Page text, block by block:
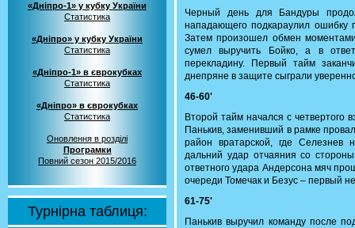
«Дніпро-1» у кубку України
Статистика
«Дніпро» у кубку України
Статистика
«Дніпро-1» в єврокубках
Статистика
«Дніпро» в єврокубках
Статистика
Оновлення в розділі
Програмки
Повний сезон 2015/2016
Турнірна таблиця:
Черный день для Бандуры
нападающего подкараулил ошибку
Затем произошел обмен
сумел выручить Бойко, а в
перекладину. Первый тайм
днепряне в защите сыграли
46-60'
Второй тайм начался с четвертого
Панькив, заменивший в рамке
район вратарской, где Селезнев
дальний удар отчаяния со
ответного удара Андерсона мяч
очереди Томечак и Безус – первый
61-75'
Панькив выручил команду после